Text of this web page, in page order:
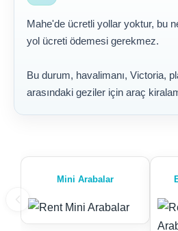
Mahe'de ücretli yollar yoktur, bu
yol ücreti ödemesi gerekmez.
Bu durum, havalimanı, Victoria,
arasındaki geziler için araç
Mini Arabalar